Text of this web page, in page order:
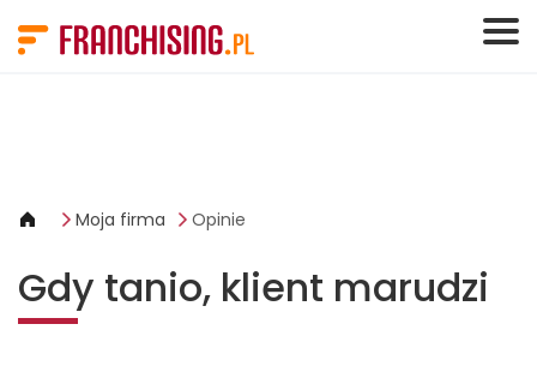
Moja firma Opinie
Gdy tanio, klient marudzi